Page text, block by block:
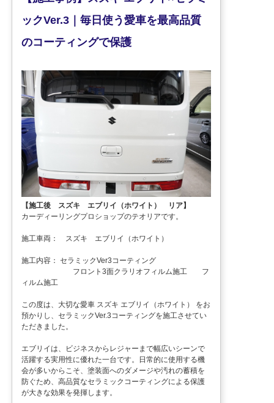
ックVer.3｜毎日使う愛車を最高品質
のコーティングで保護
【施工後 スズキ エブリイ（ホワイト） リア】
カーディーリングプロショップのテオリアです。
施工車両： スズキ エブリイ（ホワイト）
施工内容： セラミックVer3コーティング
フロント3面クラリオフィルム施工 フ
ィルム施工
この度は、大切な愛車 スズキ エブリイ（ホワイト） をお
預かりし、セラミックVer.3コーティングを施工させてい
ただきました。
エブリイは、ビジネスからレジャーまで幅広いシーンで
活躍する実用性に優れた一台です。日常的に使用する機
会が多いからこそ、塗装面へのダメージや汚れの蓄積を
防ぐため、高品質なセラミックコーティングによる保護
が大きな効果を発揮します。